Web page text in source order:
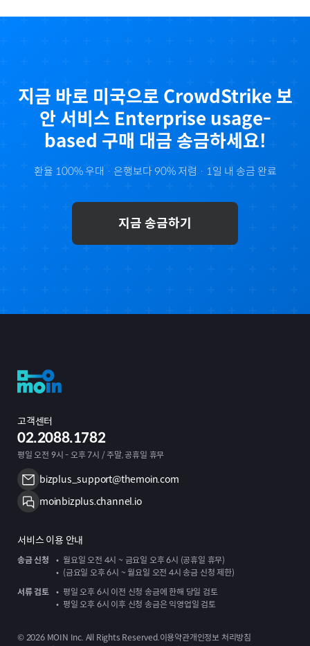
지금 바로 미국으로 CrowdStrike 보
안 서비스 Enterprise usage-
based 구매 대금 송금하세요!
환율 100% 우대 · 은행보다 90% 저렴 · 1일 내 송금 완료
지금 송금하기
고객센터
02.2088.1782
평일 오전 9시 - 오후 7시 / 주말, 공휴일 휴무
bizplus_support@themoin.com
moinbizplus.channel.io
서비스 이용 안내
송금 신청
월요일 오전 4시 ~ 금요일 오후 6시 (공휴일 휴무)
(금요일 오후 6시 ~ 월요일 오전 4시 송금 신청 제한)
서류 검토
평일 오후 6시 이전 신청 송금에 한해 당일 검토
평일 오후 6시 이후 신청 송금은 익영업일 검토
© 2026MOIN Inc. All Rights Reserved.이용약관개인정보 처리방침